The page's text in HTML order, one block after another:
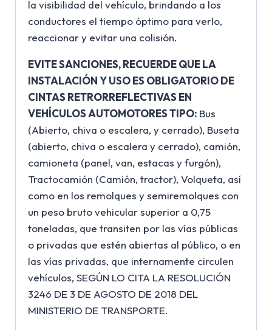
la visibilidad del vehículo, brindando a los
conductores el tiempo óptimo para verlo,
reaccionar y evitar una colisión.
EVITE SANCIONES, RECUERDE QUE LA
INSTALACIÓN Y USO ES OBLIGATORIO DE
CINTAS RETRORREFLECTIVAS EN
VEHÍCULOS AUTOMOTORES TIPO: Bus
(Abierto, chiva o escalera, y cerrado), Buseta
(abierto, chiva o escalera y cerrado), camión,
camioneta (panel, van, estacas y furgón),
Tractocamión (Camión, tractor), Volqueta, así
como en los remolques y semiremolques con
un peso bruto vehicular superior a 0,75
toneladas, que transiten por las ví­as públicas
o privadas que estén abiertas al público, o en
las ví­as privadas, que internamente circulen
vehículos, SEGÚN LO CITA LA RESOLUCIÓN
3246 DE 3 DE AGOSTO DE 2018 DEL
MINISTERIO DE TRANSPORTE.